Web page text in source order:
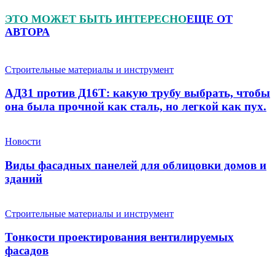
ЭТО МОЖЕТ БЫТЬ ИНТЕРЕСНОЕЩЕ ОТ
АВТОРА
Строительные материалы и инструмент
АД31 против Д16Т: какую трубу выбрать, чтобы
она была прочной как сталь, но легкой как пух.
Новости
Виды фасадных панелей для облицовки домов и
зданий
Строительные материалы и инструмент
Тонкости проектирования вентилируемых
фасадов